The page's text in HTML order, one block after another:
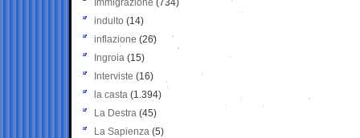
Immigrazione (734)
indulto (14)
inflazione (26)
Ingroia (15)
Interviste (16)
la casta (1.394)
La Destra (45)
La Sapienza (5)